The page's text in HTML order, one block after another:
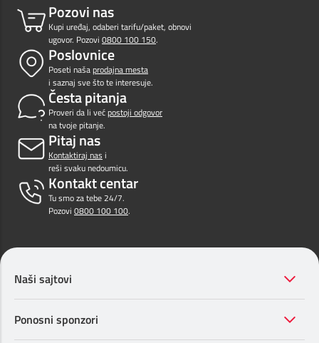
Pozovi nas
Kupi uređaj, odaberi tarifu/paket, obnovi
ugovor. Pozovi 0800 100 150.
Poslovnice
Poseti našaprodajna mesta
i saznaj sve što te interesuje.
Česta pitanja
Proveri da li većpostoji odgovor
na tvoje pitanje.
Pitaj nas
Kontaktiraj nas i
reši svaku nedoumicu.
Kontakt centar
Tu smo za tebe 24/7.
Pozovi 0800 100 100.
Naši sajtovi
Ponosni sponzori